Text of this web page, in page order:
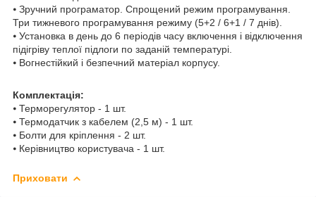
⦁ Зручний програматор. Спрощений режим програмування.
Три тижневого програмування режиму (5+2 / 6+1 / 7 днів).
⦁ Установка в день до 6 періодів часу включення і відключення
підігріву теплої підлоги по заданій температурі.
⦁ Вогнестійкий і безпечний матеріал корпусу.
Комплектація:
⦁ Терморегулятор - 1 шт.
⦁ Термодатчик з кабелем (2,5 м) - 1 шт.
⦁ Болти для кріплення - 2 шт.
⦁ Керівництво користувача - 1 шт.
Приховати